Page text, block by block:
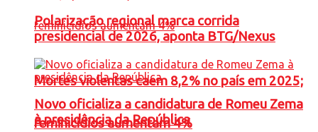
Mortes violentas caem 8,2% no país em 2025;
feminicídios aumentam 4%
Polarização regional marca corrida
presidencial de 2026, aponta BTG/Nexus
Novo oficializa a candidatura de Romeu Zema
à presidência da República